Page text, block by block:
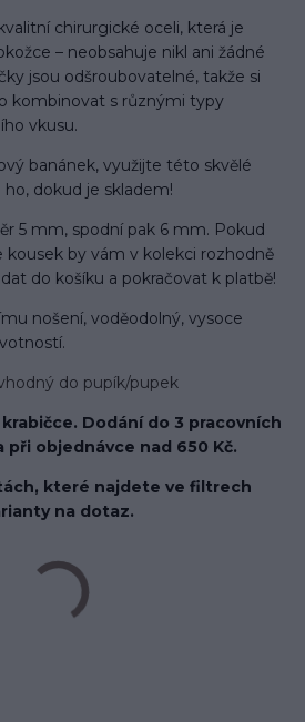
chirurgické oceli, která je
– neobsahuje nikl ani žádné
jsou odšroubovatelné, takže si
kombinovat s různými typy
vkusu.
banánek, využijte této skvělé
dokud je skladem!
5 mm, spodní pak 6 mm. Pokud
kousek by vám v kolekci rozhodně
do košíku a pokračovat k platbě!
nošení, voděodolný, vysoce
do pupík/pupek
Dodání do 3 pracovních
při objednávce nad 650 Kč.
které najdete ve filtrech
na dotaz.